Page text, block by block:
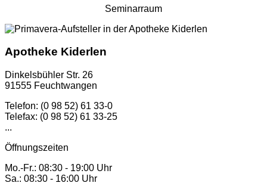
Seminarraum
Apotheke Kiderlen
Dinkelsbühler Str. 26
91555 Feuchtwangen
Telefon: (0 98 52) 61 33-0
Telefax: (0 98 52) 61 33-25
...
Öffnungszeiten
Mo.-Fr.: 08:30 - 19:00 Uhr
Sa.: 08:30 - 16:00 Uhr